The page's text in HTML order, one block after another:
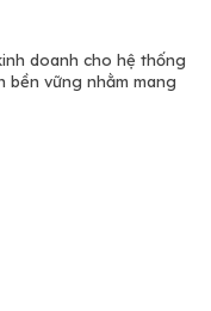
doanh cho hệ thống
bền vững nhằm mang